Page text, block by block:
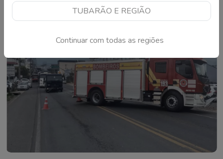
TUBARÃO E REGIÃO
Continuar com todas as regiões